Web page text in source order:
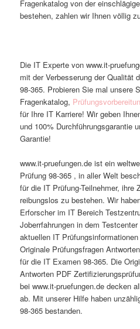
Fragenkatalog von der
bestehen, zahlen wir Ihnen völlig
Die IT Experte von www.it-
mit der Verbesserung der Qualität
98-365. Probieren Sie mal unsere
Fragenkatalog,
für Ihre IT Karriere! Wir geben
und 100% Durchführungsgarantie
Garantie!
www.it-pruefungen.de ist ein
Prüfung 98-365 , in aller Welt
für die IT Prüfung-Teilnehmer, ihre
reibungslos zu bestehen. Wir
Erforscher im IT Bereich
Joberrfahrungen in dem
aktuellen IT
Originale Prüfungsfragen
für die IT Examen 98-365. Die
Antworten PDF
bei www.it-pruefungen.de decken
ab. Mit unserer Hilfe haben
98-365 bestanden.